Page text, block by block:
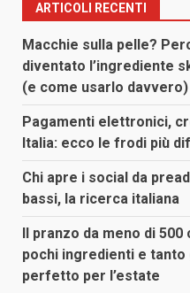
ARTICOLI RECENTI
Macchie sulla pelle?
diventato l’ingrediente
(e come usarlo davvero)
Pagamenti elettronici,
Italia: ecco le frodi più
Chi apre i social da
bassi, la ricerca italiana
Il pranzo da meno di
pochi ingredienti e
perfetto per l’estate